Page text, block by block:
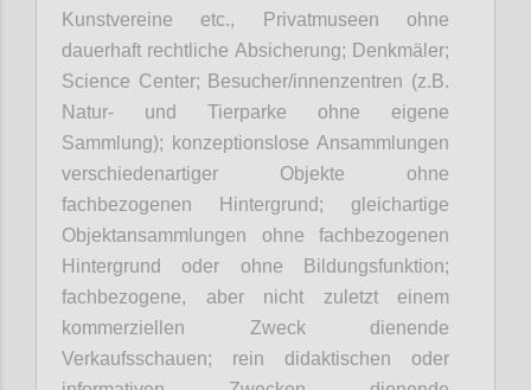
Kunstvereine etc., Privatmuseen ohne
dauerhaft rechtliche Absicherung; Denkmäler;
Science Center; Besucher/innenzentren (z.B.
Natur- und Tierparke ohne eigene
Sammlung); konzeptionslose Ansammlungen
verschiedenartiger Objekte ohne
fachbezogenen Hintergrund; gleichartige
Objektansammlungen ohne fachbezogenen
Hintergrund oder ohne Bildungsfunktion;
fachbezogene, aber nicht zuletzt einem
kommerziellen Zweck dienende
Verkaufsschauen; rein didaktischen oder